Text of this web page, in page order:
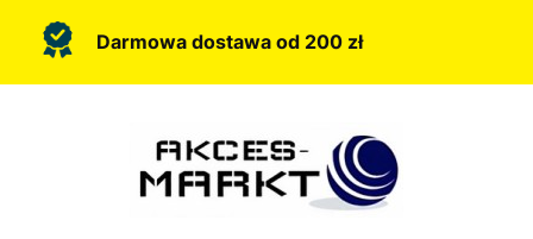
Darmowa dostawa od 200 zł